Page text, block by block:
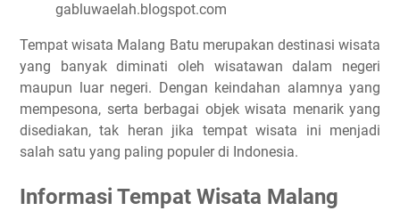
gabluwaelah.blogspot.com
Tempat wisata Malang Batu merupakan destinasi wisata
yang banyak diminati oleh wisatawan dalam negeri
maupun luar negeri. Dengan keindahan alamnya yang
mempesona, serta berbagai objek wisata menarik yang
disediakan, tak heran jika tempat wisata ini menjadi
salah satu yang paling populer di Indonesia.
Informasi Tempat Wisata Malang